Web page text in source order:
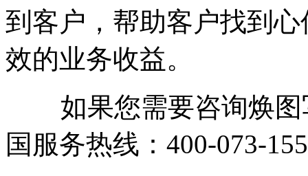
到客户，帮助客户找到
效的业务收益。
如果您需要咨询焕图
国服务热线：400-073-